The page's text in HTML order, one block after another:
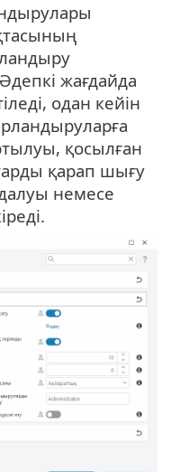
жағдайда
одан кейін
қосылған
қарап шығу
немесе